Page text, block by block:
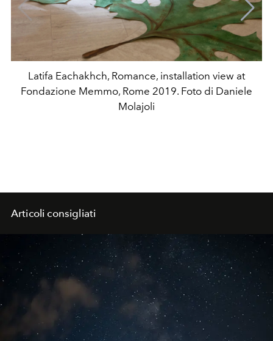
Latifa Eachakhch, Romance, installation view at
Fondazione Memmo, Rome 2019. Foto di Daniele
Molajoli
Articoli consigliati